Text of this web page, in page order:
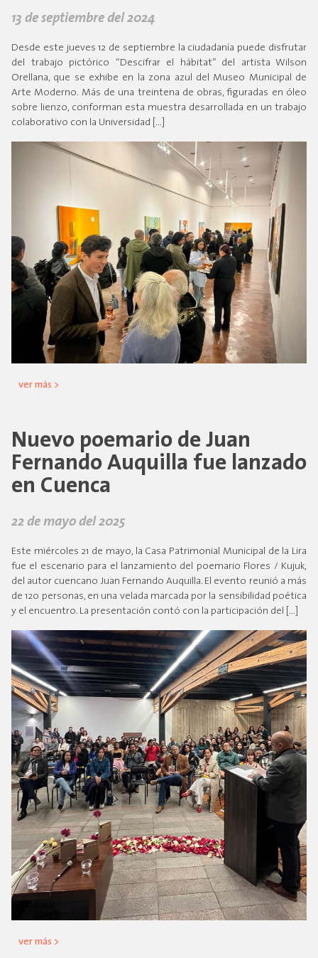
13 de septiembre del 2024
Desde este jueves 12 de septiembre la ciudadanía puede disfrutar
del trabajo pictórico “Descifrar el hábitat” del artista Wilson
Orellana, que se exhibe en la zona azul del Museo Municipal de
Arte Moderno. Más de una treintena de obras, figuradas en óleo
sobre lienzo, conforman esta muestra desarrollada en un trabajo
colaborativo con la Universidad […]
ver más >
Nuevo poemario de Juan
Fernando Auquilla fue lanzado
en Cuenca
22 de mayo del 2025
Este miércoles 21 de mayo, la Casa Patrimonial Municipal de la Lira
fue el escenario para el lanzamiento del poemario Flores / Kujuk,
del autor cuencano Juan Fernando Auquilla. El evento reunió a más
de 120 personas, en una velada marcada por la sensibilidad poética
y el encuentro. La presentación contó con la participación del […]
ver más >